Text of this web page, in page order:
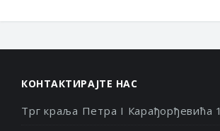
КОНТАКТИРАЈТЕ НАС
Трг краља Петра I Карађорђевића 1